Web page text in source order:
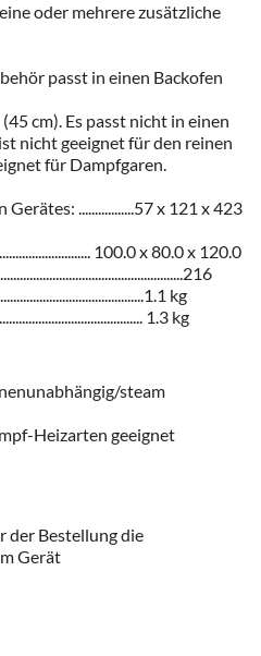
eineoder mehrerezusätzliche
ör passt in einen Backofen
(45cm). Es passt nicht in einen
ist nichtgeeignetfürden reinen
für Dampfgaren.
Gerätes: .................57x 121 x423
100.0x80.0x 120.0
kg
1.3 kg
steam
Heizarten geeignet
der Bestellung die
Gerät